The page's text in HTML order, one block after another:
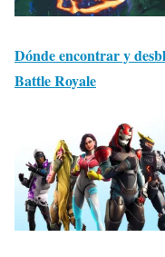
Dónde encontrar y
Battle Royale